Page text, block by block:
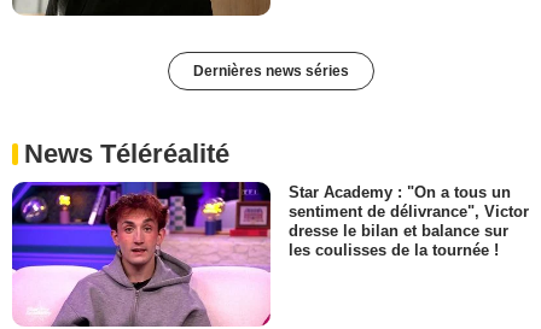
Dernières news séries
News Téléréalité
Star Academy : "On a tous un
sentiment de délivrance", Victor
dresse le bilan et balance sur
les coulisses de la tournée !